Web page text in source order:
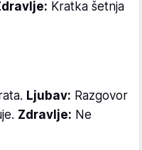
Kratka šetnja
Ljubav: Razgovor
Zdravlje: Ne